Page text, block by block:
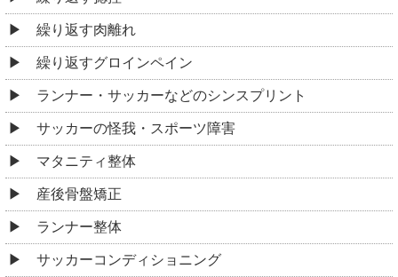
繰り返す肉離れ
繰り返すグロインペイン
ランナー・サッカーなどのシンスプリント
サッカーの怪我・スポーツ障害
マタニティ整体
産後骨盤矯正
ランナー整体
サッカーコンディショニング